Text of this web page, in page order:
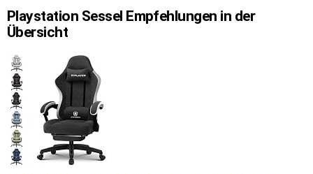
Playstation Sessel Empfehlungen in der
Übersicht